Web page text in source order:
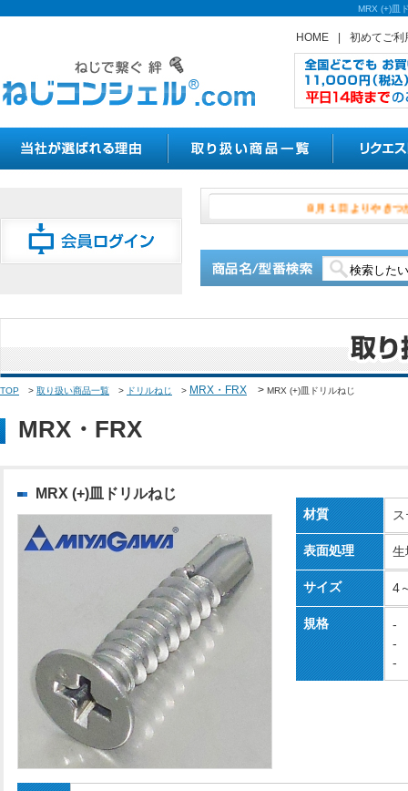
MRX (+)皿
HOME 初めてご利
８月１日
TOP > 取り扱い商品一覧 > ドリルねじ > MRX・FRX > MRX (+)皿ドリルねじ
MRX・FRX
MRX (+)皿ドリルねじ
材質
表面処理 生
サイズ 4
規格
-
-
-